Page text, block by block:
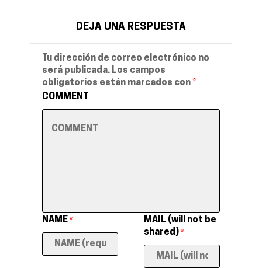
DEJA UNA RESPUESTA
Tu dirección de correo electrónico no
será publicada. Los campos
obligatorios están marcados con *
COMMENT
NAME *
MAIL (will not be
shared) *